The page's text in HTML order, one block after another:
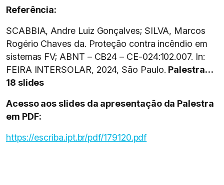
Referência:
SCABBIA, Andre Luiz Gonçalves; SILVA, Marcos
Rogério Chaves da. Proteção contra incêndio em
sistemas FV; ABNT – CB24 – CE-024:102.007. In:
FEIRA INTERSOLAR, 2024, São Paulo. Palestra…
18 slides
Acesso aos slides da apresentação da Palestra
em PDF:
https://escriba.ipt.br/pdf/179120.pdf